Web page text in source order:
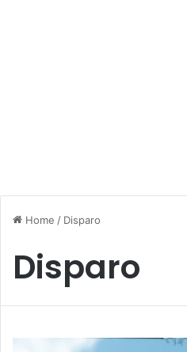
Home / Disparo
Disparo